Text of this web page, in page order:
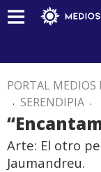
PORTAL MEDIOS
. SERENDIPIA .
Arte: El otro
Jaumandreu.